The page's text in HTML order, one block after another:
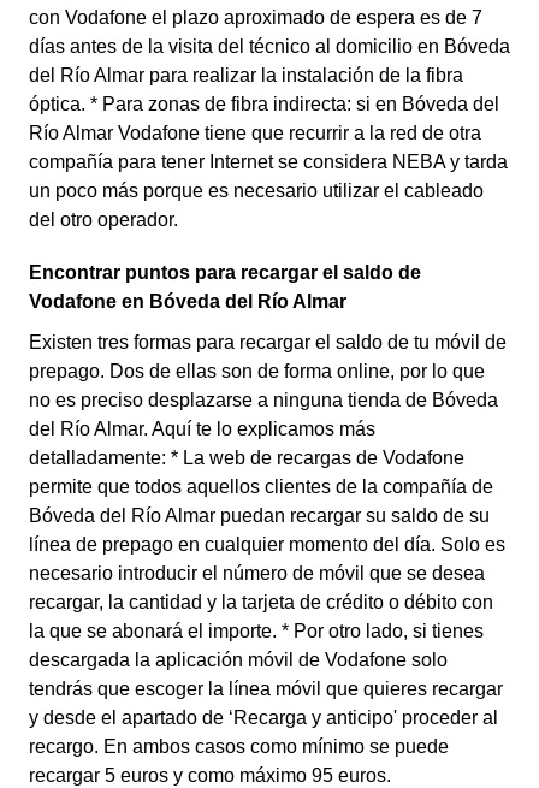
con Vodafone el plazo aproximado de espera es de 7
días antes de la visita del técnico al domicilio en Bóveda
del Río Almar para realizar la instalación de la fibra
óptica. * Para zonas de fibra indirecta: si en Bóveda del
Río Almar Vodafone tiene que recurrir a la red de otra
compañía para tener Internet se considera NEBA y tarda
un poco más porque es necesario utilizar el cableado
del otro operador.
Encontrar puntos para recargar el saldo de
Vodafone en Bóveda del Río Almar
Existen tres formas para recargar el saldo de tu móvil de
prepago. Dos de ellas son de forma online, por lo que
no es preciso desplazarse a ninguna tienda de Bóveda
del Río Almar. Aquí te lo explicamos más
detalladamente: * La web de recargas de Vodafone
permite que todos aquellos clientes de la compañía de
Bóveda del Río Almar puedan recargar su saldo de su
línea de prepago en cualquier momento del día. Solo es
necesario introducir el número de móvil que se desea
recargar, la cantidad y la tarjeta de crédito o débito con
la que se abonará el importe. * Por otro lado, si tienes
descargada la aplicación móvil de Vodafone solo
tendrás que escoger la línea móvil que quieres recargar
y desde el apartado de ‘Recarga y anticipo' proceder al
recargo. En ambos casos como mínimo se puede
recargar 5 euros y como máximo 95 euros.